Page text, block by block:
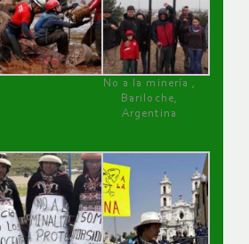
No a la minería ,
Bariloche,
Argentina